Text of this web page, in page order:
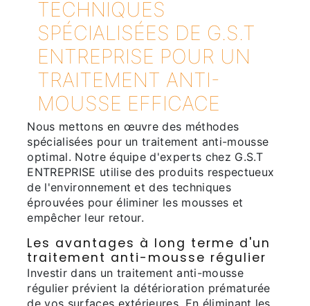
TECHNIQUES
SPÉCIALISÉES DE G.S.T
ENTREPRISE POUR UN
TRAITEMENT ANTI-
MOUSSE EFFICACE
Nous mettons en œuvre des méthodes
spécialisées pour un traitement anti-mousse
optimal. Notre équipe d'experts chez G.S.T
ENTREPRISE utilise des produits respectueux
de l'environnement et des techniques
éprouvées pour éliminer les mousses et
empêcher leur retour.
Les avantages à long terme d'un
traitement anti-mousse régulier
Investir dans un traitement anti-mousse
régulier prévient la détérioration prématurée
de vos surfaces extérieures. En éliminant les